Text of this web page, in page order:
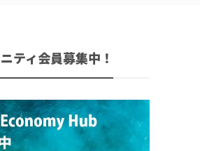
ティ会員募集中！